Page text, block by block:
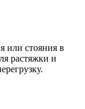
или стояния в
растяжки и